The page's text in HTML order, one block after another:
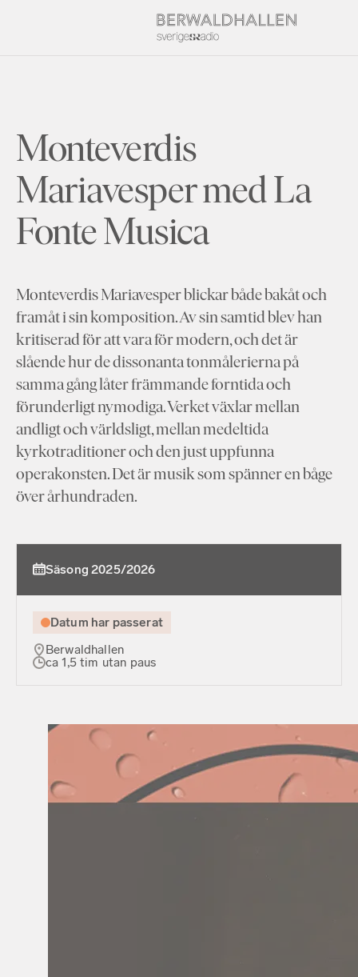
Monteverdis
Mariavesper med La
Fonte Musica
Monteverdis Mariavesper blickar både bakåt och
framåt i sin komposition. Av sin samtid blev han
kritiserad för att vara för modern, och det är
slående hur de dissonanta tonmålerierna på
samma gång låter främmande forntida och
förunderligt nymodiga. Verket växlar mellan
andligt och världsligt, mellan medeltida
kyrkotraditioner och den just uppfunna
operakonsten. Det är musik som spänner en båge
över århundraden.
Säsong 2025/2026
Datum har passerat
Berwaldhallen
ca 1,5 tim utan paus